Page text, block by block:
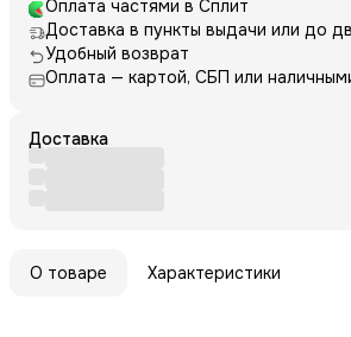
Оплата частями в Сплит
Доставка в пункты выдачи или до
Удобный возврат
Оплата — картой, СБП или
Доставка
О товаре Характеристики